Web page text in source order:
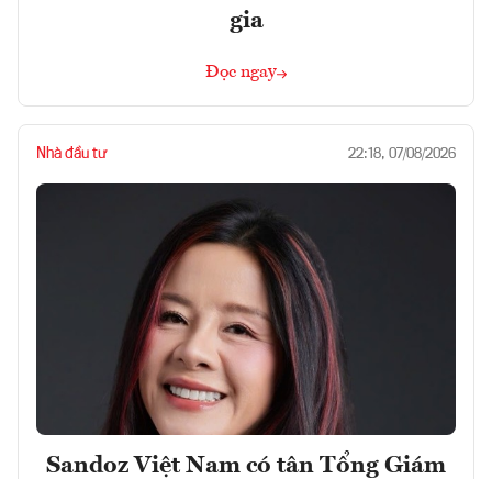
gia
Đọc ngay
Nhà đầu tư 22:18, 07/08/2026
Sandoz Việt Nam có tân Tổng Giám